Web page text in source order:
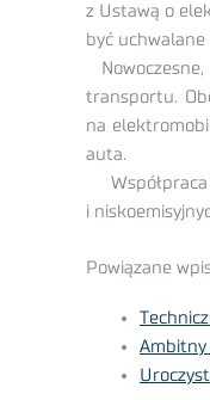
z Ustawą o
być uchwalane
transportu.
na
auta.
Współpraca
i
Powiązane
Ambitny